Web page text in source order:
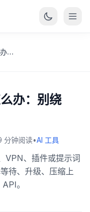
ChatGPT 图片限制后怎么办：别绕过，先选安全路线
办：别绕
分钟阅读•AI 工具
VPN、插件或提示词
待、升级、压缩上
。